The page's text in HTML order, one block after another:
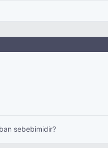
sebebimidir?